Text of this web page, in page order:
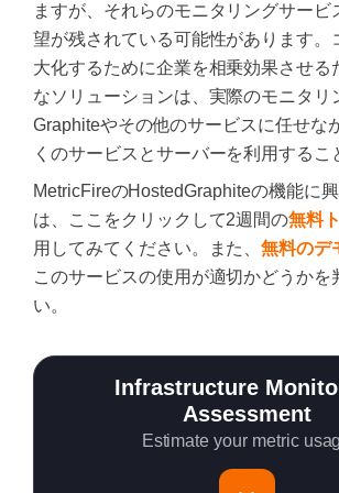
ますが、それらのモニタリングサービ
望が残されている可能性があります。
大化するために企業を相乗効果させる
なソリューションは、実際のモニタリ
Graphiteやその他のサービスに任せな
くのサービスとサーバーを利用するこ
MetricFireのHostedGraphiteの機能に
は、ここをクリックして2週間の無料
用してみてください。また、無料のデ
このサービスの使用が適切かどうかを
い。
Infrastructure
Assessment
Estimate your metric